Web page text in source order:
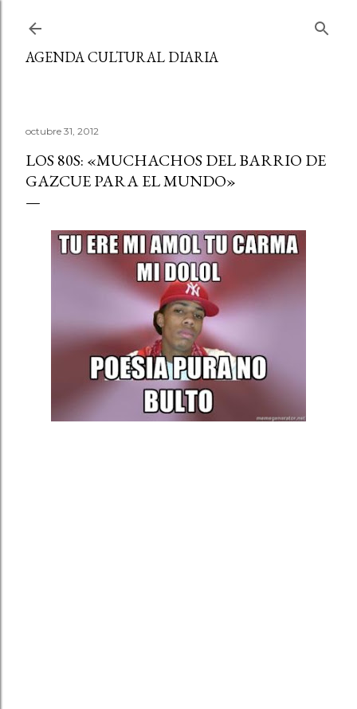
AGENDA CULTURAL DIARIA
octubre 31, 2012
LOS 80S: «MUCHACHOS DEL BARRIO DE
GAZCUE PARA EL MUNDO»